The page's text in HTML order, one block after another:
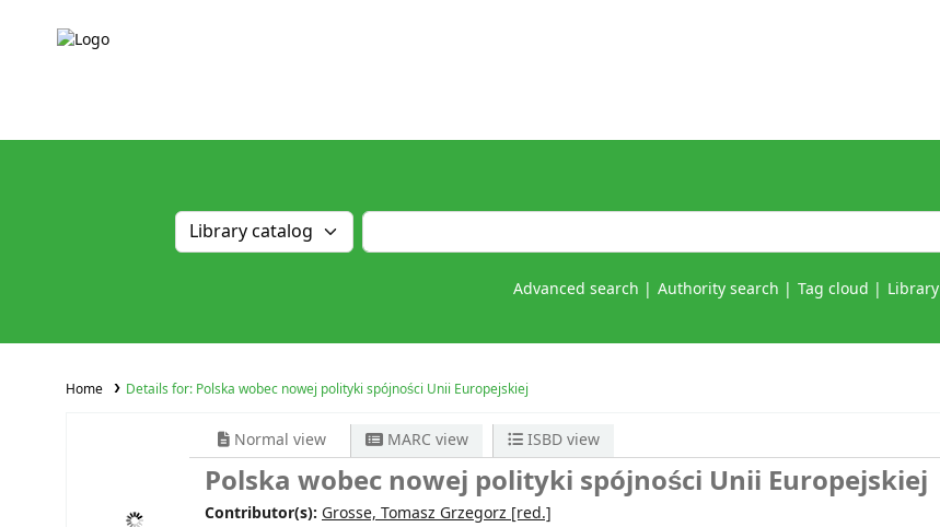
Advanced search Authority search Tag cloud Library
Home Details for: Polska wobec nowej polityki spójności Unii Europejskiej
Normal view MARC view ISBD view
Polska wobec nowej polityki spójności Unii Europejskiej
Contributor(s): Grosse, Tomasz Grzegorz [red.]